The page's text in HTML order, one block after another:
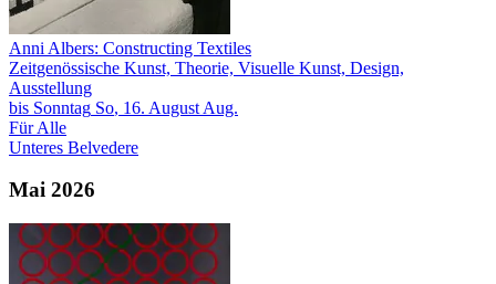
Anni Albers: Constructing Textiles
Zeitgenössische Kunst, Theorie, Visuelle Kunst, Design,
Ausstellung
bis Sonntag So, 16. August Aug.
Für Alle
Unteres Belvedere
Mai 2026